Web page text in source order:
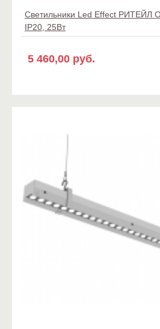
Светильники Led Effect РИТЕЙЛ
IP20, 25Вт
5 460,00 руб.